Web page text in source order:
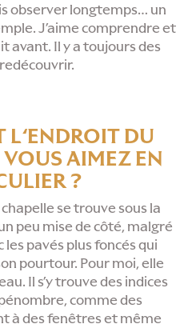
observer longtemps… un
J’aime comprendre et
avant. Il y a toujours des
L‘ENDROIT DU
AIMEZ EN
?
se trouve sous la
peu mise de côté, malgré
les pavés plus foncés qui
pourtour. Pour moi, elle
Il s’y trouve des indices
comme des
à des fenêtres et même